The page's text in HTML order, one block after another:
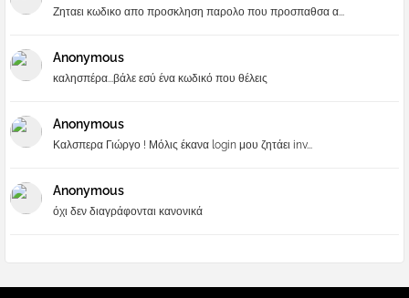
Ζηταει κωδικο απο προσκληση παρολο που προσπαθσα α...
Anonymous
καλησπέρα...βάλε εσύ ένα κωδικό που θέλεις
Anonymous
Καλσπερα Γιώργο ! Μόλις έκανα login μου ζητάει inv...
Anonymous
όχι δεν διαγράφονται κανονικά